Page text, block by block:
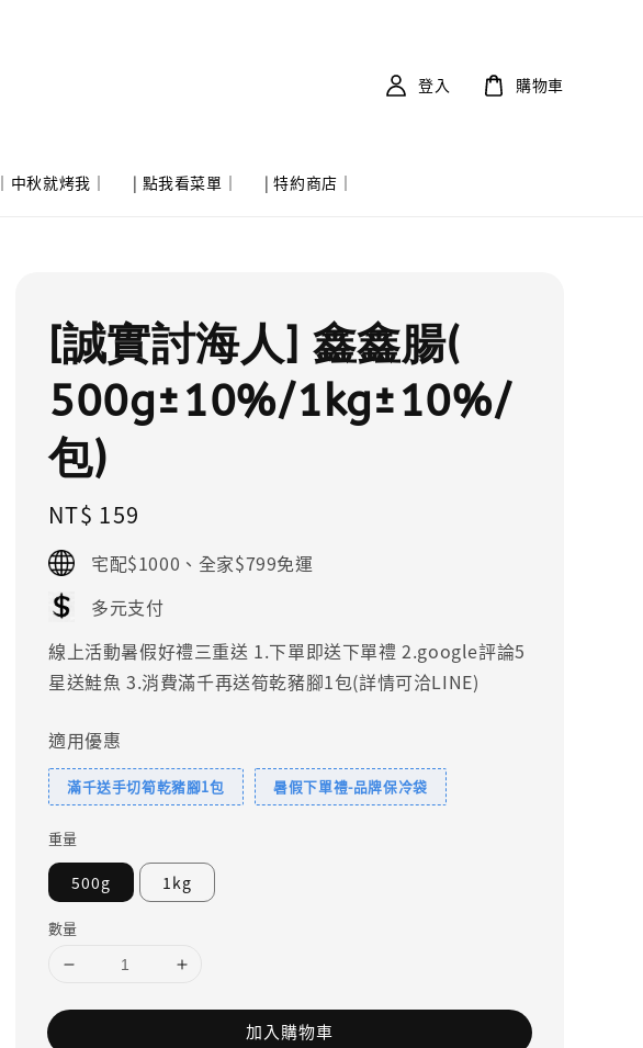
｜中秋就烤我｜ | 點我看菜單｜ | 特約商店｜
登入 購物車
[誠實討海人] 鑫鑫腸(
500g±10%/1kg±10%/
包)
Regular
price
NT$ 159
宅配$1000、全家$799免運
多元支付
線上活動暑假好禮三重送 1.下單即送下單禮 2.google評論5
星送鮭魚 3.消費滿千再送筍乾豬腳1包(詳情可洽LINE)
適用優惠
滿千送手切筍乾豬腳1包 暑假下單禮-品牌保冷袋
重量
500g 1kg
數量
加入購物車